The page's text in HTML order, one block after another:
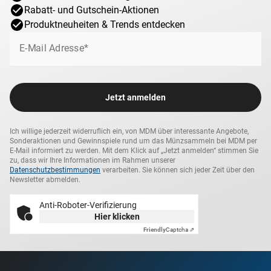
Rabatt- und Gutschein-Aktionen
Produktneuheiten & Trends entdecken
E-Mail Adresse*
Jetzt anmelden
Ich willige jederzeit widerruflich ein, von MDM über interessante Angebote,
Sonderaktionen und Gewinnspiele rund um das Münzsammeln bei MDM per
E-Mail informiert zu werden. Mit dem Klick auf „Jetzt anmelden“ stimmen Sie
zu, dass wir Ihre Informationen im Rahmen unserer
Datenschutzbestimmungen verarbeiten. Sie können sich jeder Zeit über den
Newsletter abmelden.
Anti-Roboter-Verifizierung
Hier klicken
FriendlyCaptcha ⇗